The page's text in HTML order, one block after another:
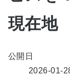
現在地
公開日
2026-01-